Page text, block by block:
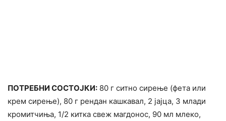
ПОТРЕБНИ СОСТОЈКИ: 80 г ситно сирење (фета или
крем сирење), 80 г рендан кашкавал, 2 јајца, 3 млади
кромитчиња, 1/2 китка свеж магдонос, 90 мл млеко,